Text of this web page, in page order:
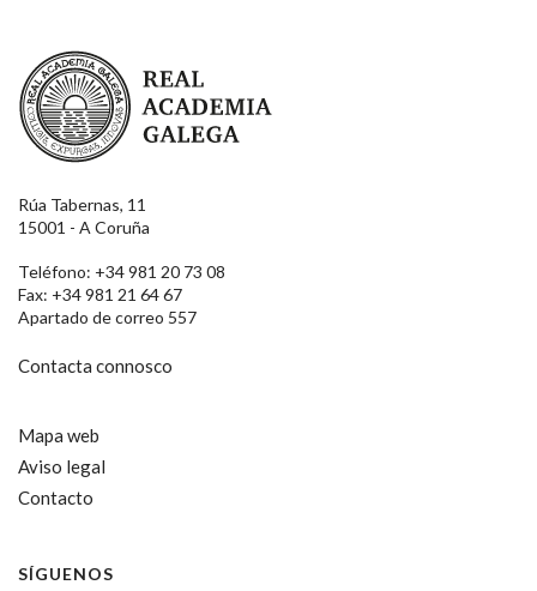
Real Academia Galega
Rúa Tabernas, 11
15001 - A Coruña
Teléfono: +34 981 20 73 08
Fax: +34 981 21 64 67
Apartado de correo 557
Contacta connosco
Mapa web
Aviso legal
Contacto
SÍGUENOS